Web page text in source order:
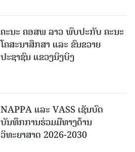
ຄະນະ ຄອສພ ລາວ ພົບປະກັບ ຄະນະ
ໂຄສະນາສຶກສາ ແລະ ຂົນຂວາຍ
ປະຊາຊົນ ແຂວງນິງບິງ
NAPPA ແລະ VASS ເຊັນບົດ
ບັນທຶກການຮ່ວມມືທາງດ້ານ
ວິທະຍາສາດ 2026-2030